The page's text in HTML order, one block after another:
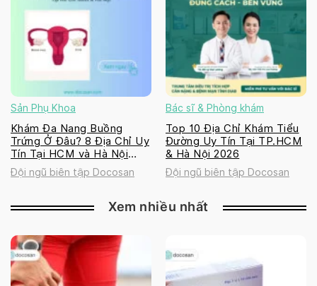
Sản Phụ Khoa
Khám Đa Nang Buồng
Trứng Ở Đâu? 8 Địa Chỉ Uy
Tín Tại HCM và Hà Nội
2026
Đội ngũ biên tập Docosan
Bác sĩ & Phòng khám
Top 10 Địa Chỉ Khám Tiểu
Đường Uy Tín Tại TP.HCM
& Hà Nội 2026
Đội ngũ biên tập Docosan
Xem nhiều nhất